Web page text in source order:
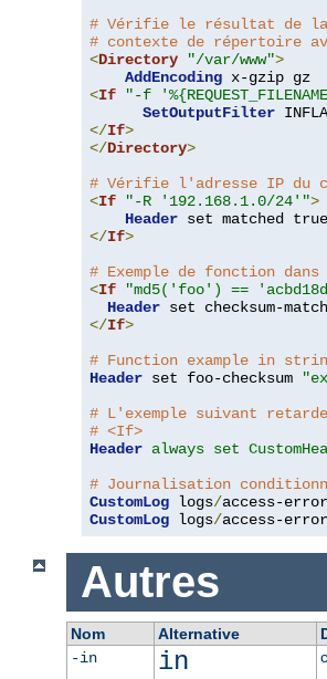
# Vérifie le résultat de la
# contexte de répertoire
<Directory "/var/www">
AddEncoding
<If
"-f
SetOutputFilter
</If>
</Directory>
# Vérifie l'adresse IP du
<If "-R '192.168.1.0/24'">
Header
</If>
# Exemple de fonction
<If
"md5('foo') ==
Header
</If>
# Function example in
Header set foo-checksum
# L'exemple suivant
# <If>
Header always set
# Journalisation
CustomLog logs/access-
CustomLog logs/access-
Autres
Nom Alternative
-in
in